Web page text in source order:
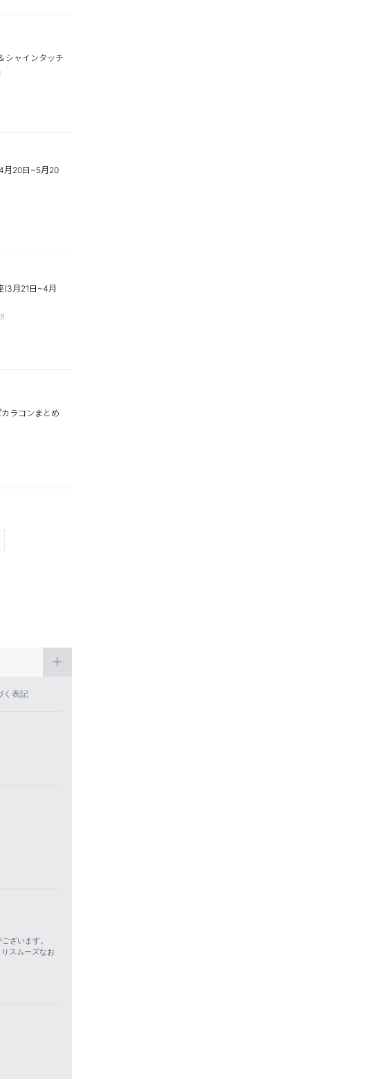
シャインタッチ
月20日~5月20
(3月21日~4月
ラコンまとめ
く表記
ざいます。
スムーズなお